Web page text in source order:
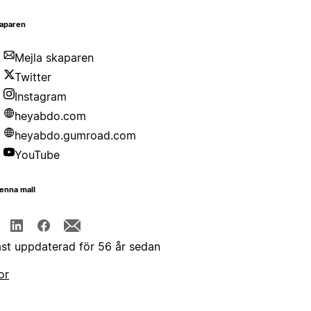
Mejla skaparen
Twitter
Instagram
heyabdo.com
heyabdo.gumroad.com
YouTube
mall
uppdaterad för 56 år sedan